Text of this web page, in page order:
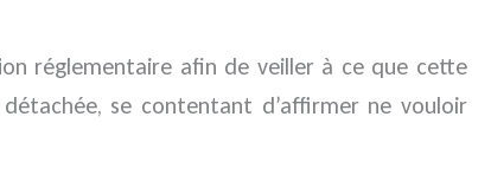
réglementaire afin de veiller à ce que cette
se contentant d’affirmer ne vouloir